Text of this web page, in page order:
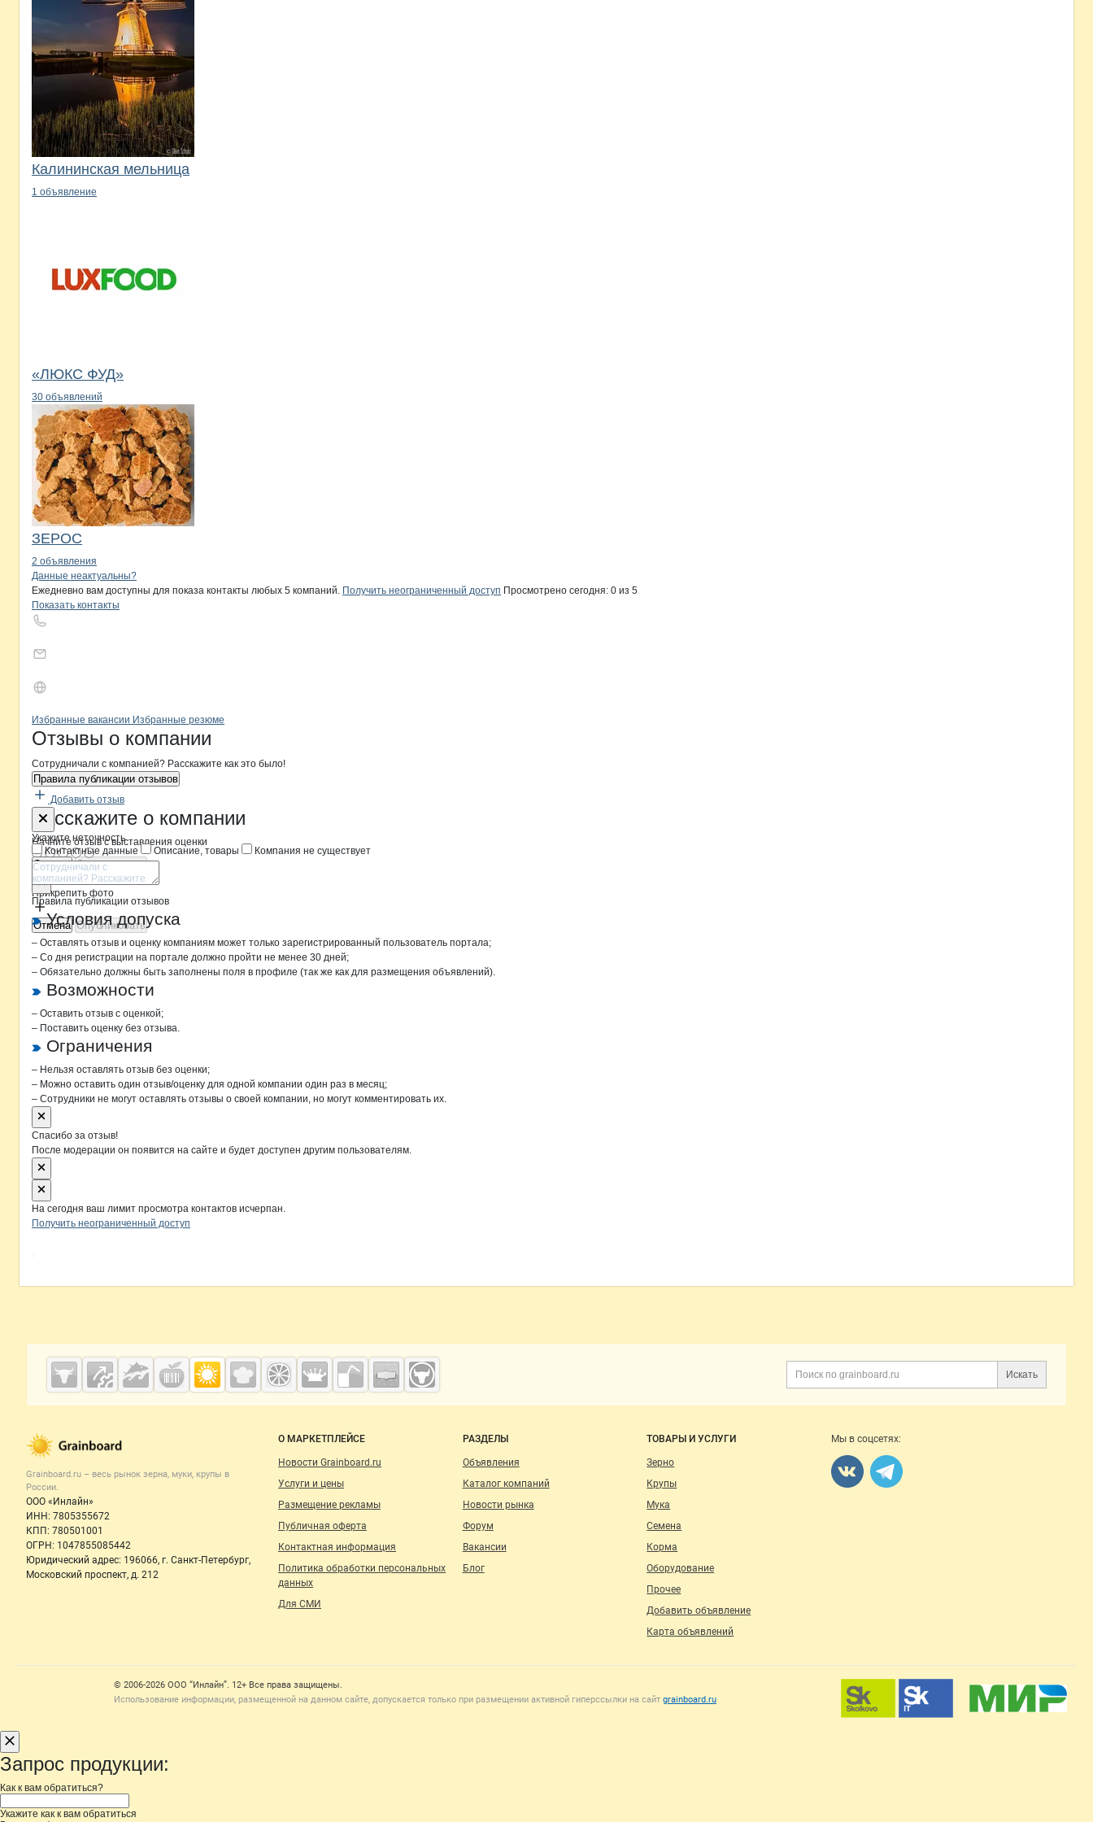
Калининская мельница
1 объявление
«ЛЮКС ФУД»
30 объявлений
ЗЕРОС
2 объявления
Контактыкомпании
+7(800)000-00-..
Данные неактуальны?
Ежедневно вам доступны для показа контакты любых 5 компаний. Получить неограниченный доступ Просмотрено сегодня: 0 из 5
Показать контакты
Брендыкомпани Семена Полтавщины, ассоциация
Вакансии вСемена Полтавщины, ассоциация
Избранные вакансии Избранные резюме
Новости oСемена Полтавщины, ассоциация,
Отзывы о компании
Сотрудничали с компанией? Расскажите как это было!
Правила публикации отзывов
Добавить отзыв
Расскажите о компании
Начните отзыв с выставления оценки
Прикрепить фото
Отмена Опубликовать
Форма обратной связи о неточностях на странице
Укажите неточность
Контактные данные
Описание, товары Компания не существует
Отмена Опубликовать
Правила публикации отзывов
Условия допуска
– Оставлять отзыв и оценку компаниям может только зарегистрированный пользователь портала;
– Со дня регистрации на портале должно пройти не менее 30 дней;
– Обязательно должны быть заполнены поля в профиле (так же как для размещения объявлений).
Возможности
– Оставить отзыв с оценкой;
– Поставить оценку без отзыва.
Ограничения
– Нельзя оставлять отзыв без оценки;
– Можно оставить один отзыв/оценку для одной компании один раз в месяц;
– Сотрудники не могут оставлять отзывы о своей компании, но могут комментировать их.
Спасибо за отзыв!
После модерации он появится на сайте и будет доступен другим пользователям.
На сегодня ваш лимит просмотра контактов исчерпан.
Получить неограниченный доступ
Дополнительная информация
Искать
Cсылки на полезные проекты
Grainboard.ru
Важные разделы и контакты
Grainboard.ru – весь рынок зерна, муки, крупы в
России.
ООО «Инлайн»
ИНН: 7805355672
КПП: 780501001
ОГРН: 1047855085442
Юридический адрес: 196066, г. Санкт-Петербург,
Московский проспект, д. 212
Навигация по сайту
О МАРКЕТПЛЕЙСЕ
Новости Grainboard.ru
Услуги и цены
Размещение рекламы
Публичная оферта
Контактная информация
Политика обработки персональных
данных
Для СМИ
РАЗДЕЛЫ
Объявления
Каталог компаний
Новости рынка
Форум
Вакансии
Блог
ТОВАРЫ И УСЛУГИ
Зерно
Крупы
Мука
Семена
Корма
Оборудование
Прочее
Добавить объявление
Карта объявлений
Мы в соцсетях:
Счетчики, авторское право, логотипы
© 2006‑2026 ООО “Инлайн”. 12+ Все права защищены.
Использование информации, размещенной на данном сайте, допускается только при размещении активной гиперссылки на сайт grainboard.ru
Запрос продукции:
Как к вам обратиться?
Укажите как к вам обратиться